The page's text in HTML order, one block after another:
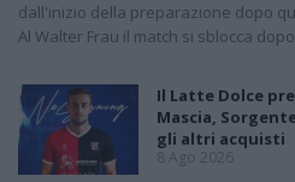
dall'inizio della preparazione dopo
Al Walter Frau il match si sblocca
Il Latte Dolce
Mascia,
gli altri acquisti
8 Ago 2026